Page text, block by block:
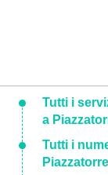
Tutti i
a
Tutti i
Piazzatorre